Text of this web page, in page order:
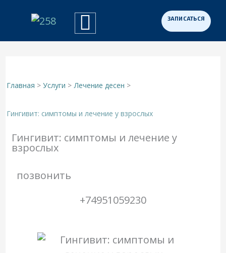
Главная Услуги Лечение десен
Гингивит: симптомы и лечение у взрослых
Гингивит: симптомы и лечение у
взрослых
+74951059230
позвонить